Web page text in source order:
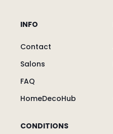
INFO
Contact
Salons
FAQ
HomeDecoHub
CONDITIONS